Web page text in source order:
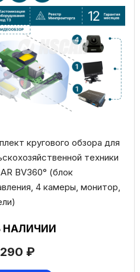
₽
кругового обзора для
техники
BV360° (блок
4 камеры, монитор,
НАЛИЧИИ